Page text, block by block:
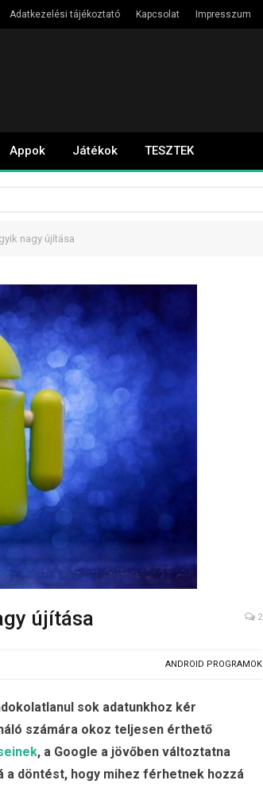
Adatkezelési tájékoztató Kapcsolat Impresszum
Appok Játékok TESZTEK
nagy újítása
újítása 2
ANDROID PROGRAMOK
sok adatunkhoz kér
számára okoz teljesen érthető
, a Google a jövőben változtatna
a döntést, hogy mihez férhetnek hozzá